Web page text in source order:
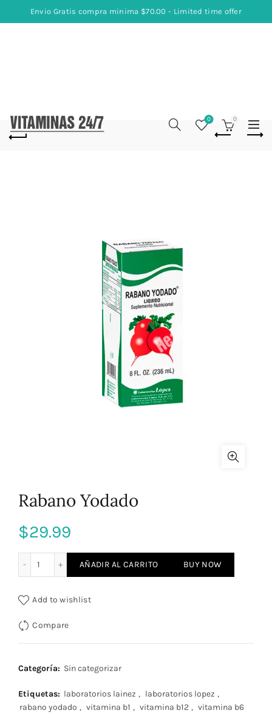
Envio Gratis compra minima $70.00 - Limited time offer
0 0
Rabano Yodado
$29.99
Rabano Yodado cantidad
AÑADIR AL CARRITO BUY NOW
Add to wishlist
Compare
Categoría: Sin categorizar
Etiquetas: laboratorios lainez , laboratorios lopez ,
rabano yodado , vitamina b1 , vitamina b12 , vitamina b6